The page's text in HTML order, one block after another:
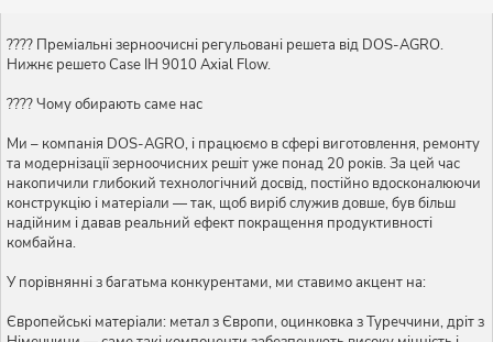
???? Преміальні зерноочисні регульовані решета від DOS-AGRO.
Нижнє решето Case IH 9010 Axial Flow.
???? Чому обирають саме нас
Ми – компанія DOS-AGRO, і працюємо в сфері виготовлення, ремонту
та модернізації зерноочисних решіт уже понад 20 років. За цей час
накопичили глибокий технологічний досвід, постійно вдосконалюючи
конструкцію і матеріали — так, щоб виріб служив довше, був більш
надійним і давав реальний ефект покращення продуктивності
комбайна.
У порівнянні з багатьма конкурентами, ми ставимо акцент на:
Європейські матеріали: метал з Європи, оцинковка з Туреччини, дріт з